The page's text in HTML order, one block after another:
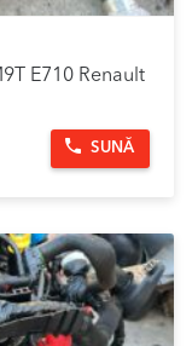
E710 Renault
SUNĂ